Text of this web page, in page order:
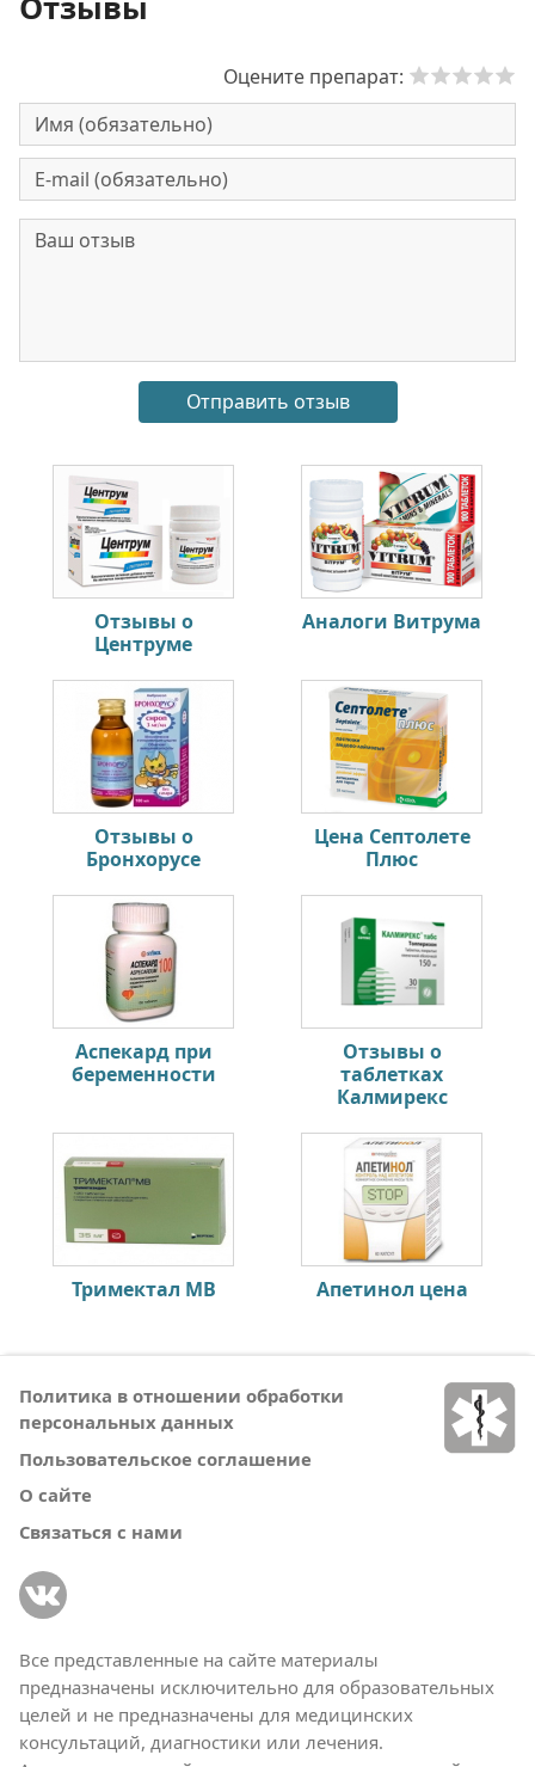
Оцените препарат:
Отзывы о
Центруме
Аналоги Витрума
Отзывы о
Бронхорусе
Цена Септолете
Плюс
Аспекард при
беременности
Отзывы о
таблетках
Калмирекс
Тримектал МВ Апетинол цена
Политика в отношении обработки
персональных данных
Пользовательское соглашение
О сайте
Связаться с нами
Все представленные на сайте материалы
предназначены исключительно для образовательных
целей и не предназначены для медицинских
консультаций, диагностики или лечения.